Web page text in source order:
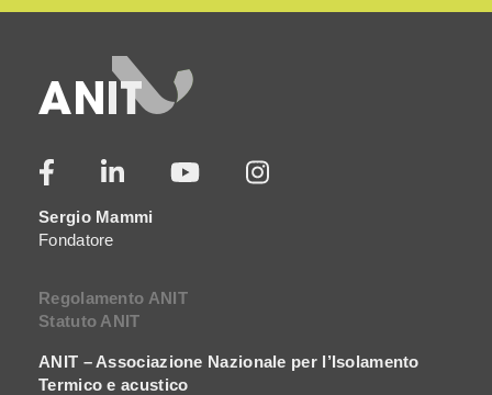
Sergio Mammi
Fondatore
Regolamento ANIT
Statuto ANIT
ANIT – Associazione Nazionale per l’Isolamento
Termico e acustico